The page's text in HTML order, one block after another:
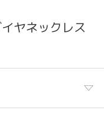
ヤネックレス